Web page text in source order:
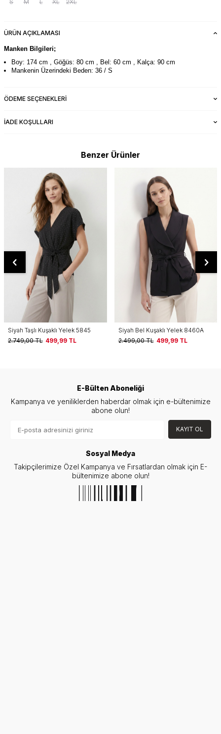
S M L XL 2XL
ÜRÜN AÇIKLAMASI
Manken Bilgileri;
Boy: 174 cm , Göğüs: 80 cm , Bel: 60 cm , Kalça: 90 cm
Mankenin Üzerindeki Beden: 36 / S
ÖDEME SEÇENEKLERI
İADE KOŞULLARI
Benzer Ürünler
Siyah Bel Kuşaklı Yelek 8460A
2.499,00TL 499,99 TL
Bel Kuşaklı Yelek 8460A Kahve
2.499,00TL 499,99TL
E-Bülten Aboneliği
Kampanya ve yeniliklerden haberdar olmak için e-bültenimize
abone olun!
KAYIT OL
Sosyal Medya
Takipçilerimize Özel Kampanya ve Fırsatlardan olmak için E-
bültenimize abone olun!